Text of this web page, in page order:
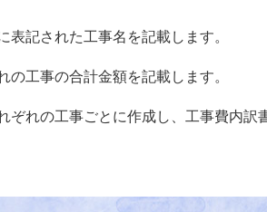
記された工事名を記載します。
工事の合計金額を記載します。
れの工事ごとに作成し、工事費内訳